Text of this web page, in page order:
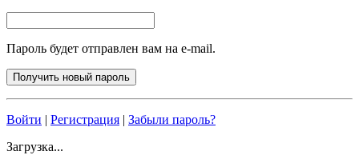
Пароль будет отправлен вам на e-mail.
Войти | Регистрация | Забыли пароль?
Загрузка...